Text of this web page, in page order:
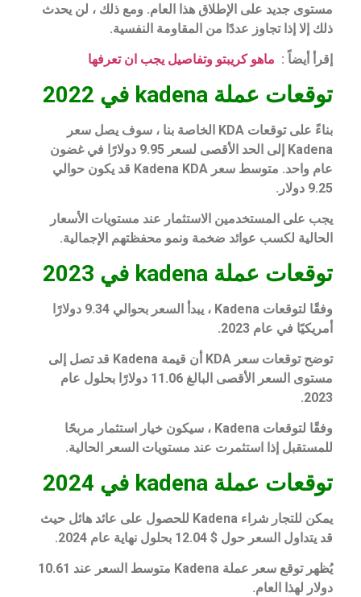
مستوى جديد على الإطلاق هذا العام. ومع ذلك ، لن يحدث
ذلك إلا إذا تجاوز عددًا من المقاومة النفسية.
إقرأ أيضاً : ماهو كريبتو وتفاصيل يجب ان تعرفها
توقعات عملة kadena في 2022
بناءً على توقعات KDA الخاصة بنا ، سوف يصل سعر
Kadena إلى الحد الأقصى لسعر 9.95 دولارًا في غضون
عام واحد. متوسط ​​سعر Kadena KDA قد يكون حوالي
9.25 دولار.
يجب على المستخدمين الاستثمار عند مستويات الأسعار
الحالية لكسب عوائد ضخمة ونمو محفظتهم الإجمالية.
توقعات عملة kadena في 2023
وفقًا لتوقعات Kadena ، يبدأ السعر بحوالي 9.34 دولارًا
أمريكيًا في عام 2023.
توضح توقعات سعر KDA أن قيمة Kadena قد تصل إلى
مستوى السعر الأقصى البالغ 11.06 دولارًا بحلول عام
2023.
وفقًا لتوقعات Kadena ، سيكون خيار استثمار مربحًا
للمستقبل إذا استثمرت عند مستويات السعر الحالية.
توقعات عملة kadena في 2024
يمكن للتجار شراء Kadena للحصول على عائد هائل حيث
قد يتداول السعر حول $ 12.04 بحلول نهاية عام 2024.
يُظهر توقع سعر عملة Kadena متوسط ​​السعر عند 10.61
دولار لهذا العام.